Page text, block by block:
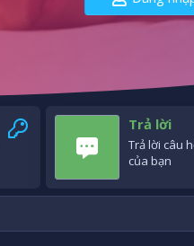
Trả lời
Trả lời câu
của bạn